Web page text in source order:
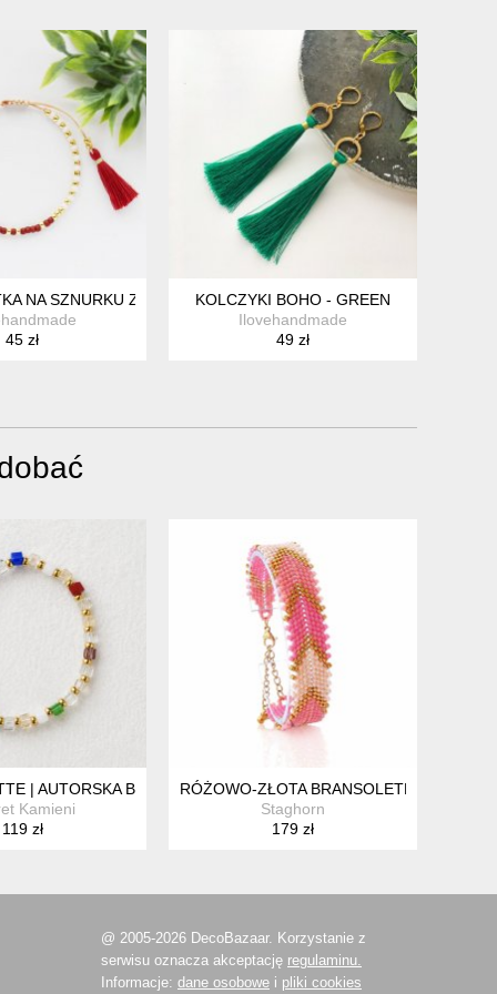
AND GOLDKREMOWA MINIMAL BLUE AND CREAM
NA SZNURKU Z CHWOSTAMI KREMOWO-BORDOWA MINIMAL
45 zł
KOLCZYKI BOHO - GREEN
Ilovehandmade
49 zł
| AUTORSKA BRANSOLETKA Z CZESKICH KRYSZTAŁÓW
Kamieni
119 zł
RÓŻOWO-ZŁOTA BRANSOLETKA Z
Staghorn
179 zł
@ 2005-2026 DecoBazaar. Korzystanie z
serwisu oznacza akceptację regulaminu.
Informacje: dane osobowe i pliki cookies